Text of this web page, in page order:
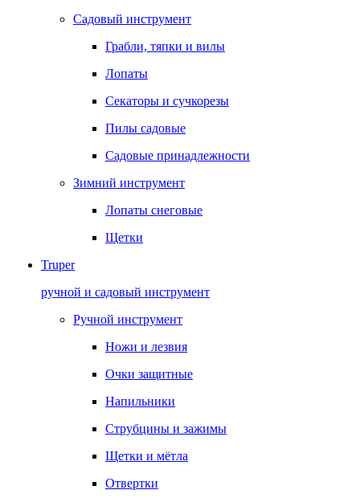
Садовый инструмент
Грабли, тяпки и вилы
Лопаты
Секаторы и сучкорезы
Пилы садовые
Садовые принадлежности
Зимний инструмент
Лопаты снеговые
Щетки
Truper
ручной и садовый инструмент
Ручной инструмент
Ножи и лезвия
Очки защитные
Напильники
Струбцины и зажимы
Щетки и мётла
Отвертки